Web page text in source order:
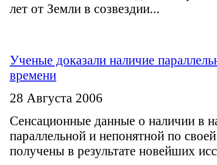
лет от Земли в созвездии...
Ученые доказали наличие
времени
28 Августа 2006
Сенсационные данные о наличии в
параллельной и непонятной по
получены в результате новейших